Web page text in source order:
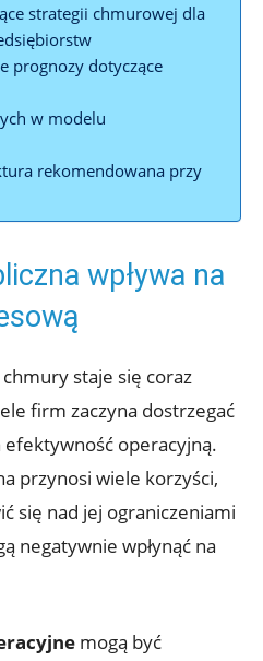
strategii chmurowej dla
prognozy dotyczące
w modelu
rekomendowana‌ przy
wpływa na
staje się coraz
firm⁢ zaczyna ‍dostrzegać
efektywność operacyjną.
przynosi wiele korzyści,
się nad jej ograniczeniami
negatywnie wpłynąć na
‍mogą być